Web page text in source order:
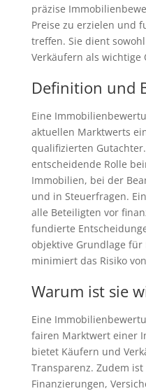
präzise
Preise zu erzielen und
treffen. Sie dient
Verkäufern als
Definition und
Eine
aktuellen Marktwerts
qualifizierten
entscheidende Rolle
Immobilien, bei der
und in Steuerfragen.
alle Beteiligten vor
fundierte
objektive Grundlage
minimiert das Risiko
Warum ist sie
Eine
fairen Marktwert einer
bietet Käufern und
Transparenz. Zudem
Finanzierungen,